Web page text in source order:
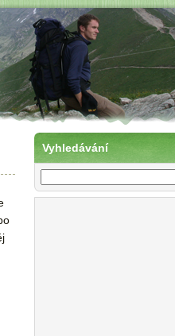
do
Vyhledávání